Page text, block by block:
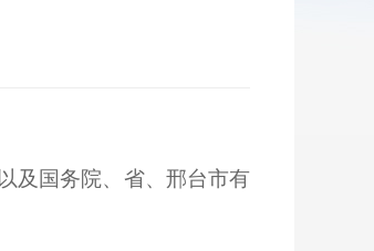
及国务院、省、邢台市有